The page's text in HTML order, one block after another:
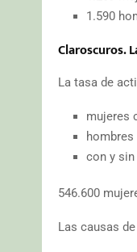
1.590
Claroscuros.
La tasa de
mujeres
con y sin
546.600
Las causas